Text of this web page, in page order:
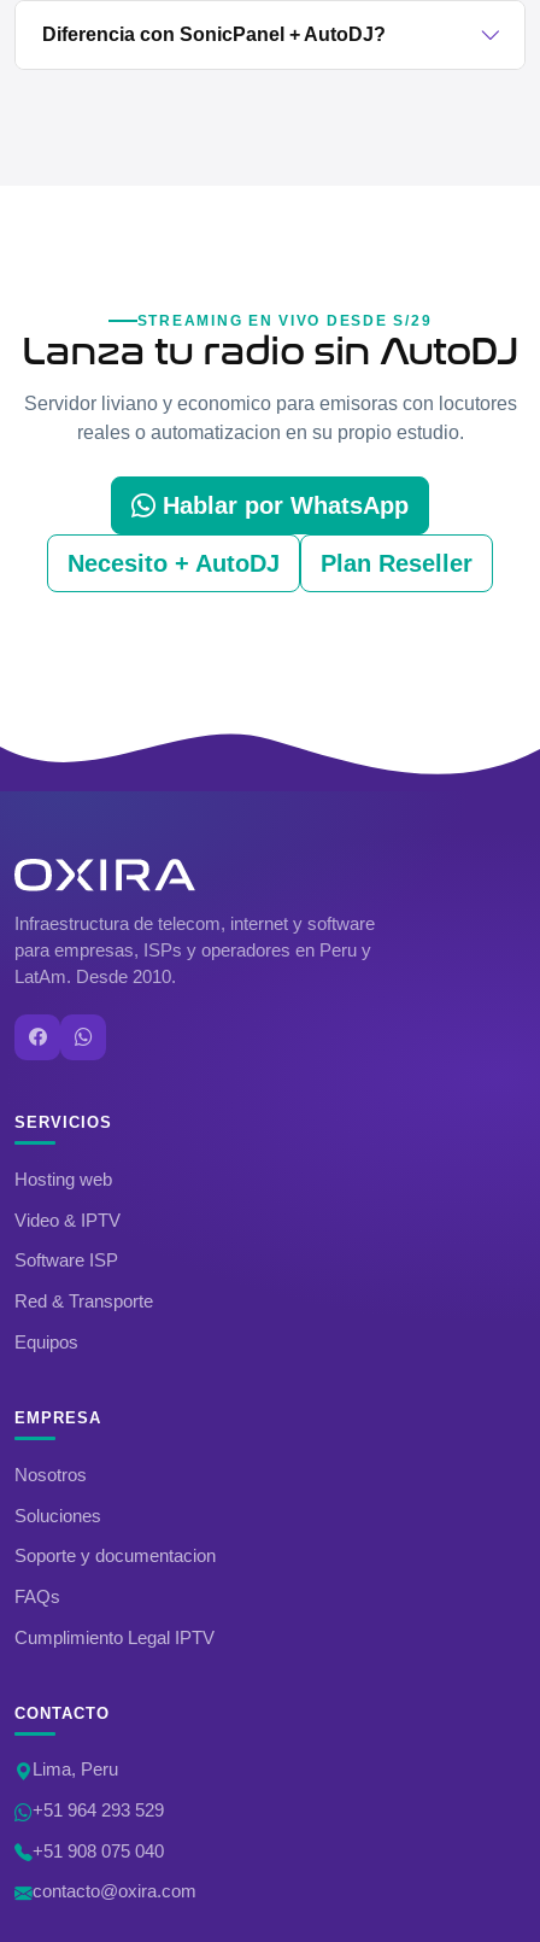
Diferencia con SonicPanel + AutoDJ?
STREAMING EN VIVO DESDE S/29
Lanza tu radio sin AutoDJ
Servidor liviano y economico para emisoras con locutores
reales o automatizacion en su propio estudio.
Hablar por WhatsApp
Necesito + AutoDJ Plan Reseller
Infraestructura de telecom, internet y software
para empresas, ISPs y operadores en Peru y
LatAm. Desde 2010.
SERVICIOS
Hosting web
Video & IPTV
Software ISP
Red & Transporte
Equipos
EMPRESA
Nosotros
Soluciones
Soporte y documentacion
FAQs
Cumplimiento Legal IPTV
CONTACTO
Lima, Peru
+51 964 293 529
+51 908 075 040
contacto@oxira.com